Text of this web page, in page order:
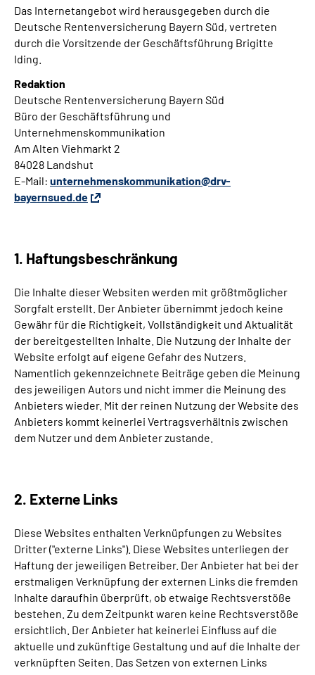
Das Internetangebot wird herausgegeben durch die
Deutsche Rentenversicherung Bayern Süd, vertreten
durch die Vorsitzende der Geschäftsführung Brigitte
Iding.
Redaktion
Deutsche Rentenversicherung Bayern Süd
Büro der Geschäftsführung und
Unternehmenskommunikation
Am Alten Viehmarkt 2
84028 Landshut
E-Mail: unternehmenskommunikation@drv-
bayernsued.de
1. Haftungsbeschränkung
Die Inhalte dieser Websiten werden mit größtmöglicher
Sorgfalt erstellt. Der Anbieter übernimmt jedoch keine
Gewähr für die Richtigkeit, Vollständigkeit und Aktualität
der bereitgestellten Inhalte. Die Nutzung der Inhalte der
Website erfolgt auf eigene Gefahr des Nutzers.
Namentlich gekennzeichnete Beiträge geben die Meinung
des jeweiligen Autors und nicht immer die Meinung des
Anbieters wieder. Mit der reinen Nutzung der Website des
Anbieters kommt keinerlei Vertragsverhältnis zwischen
dem Nutzer und dem Anbieter zustande.
2. Externe Links
Diese Websites enthalten Verknüpfungen zu Websites
Dritter ("externe Links"). Diese Websites unterliegen der
Haftung der jeweiligen Betreiber. Der Anbieter hat bei der
erstmaligen Verknüpfung der externen Links die fremden
Inhalte daraufhin überprüft, ob etwaige Rechtsverstöße
bestehen. Zu dem Zeitpunkt waren keine Rechtsverstöße
ersichtlich. Der Anbieter hat keinerlei Einfluss auf die
aktuelle und zukünftige Gestaltung und auf die Inhalte der
verknüpften Seiten. Das Setzen von externen Links